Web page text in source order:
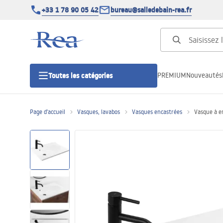
+33 1 78 90 05 42 bureau@salledebain-rea.fr
Toutes les catégories
Portes de douche
Caniveaux de douche
PREMIUMNouveautés
Page d'accueil Vasques, lavabos Vasques encastrées Vasque à